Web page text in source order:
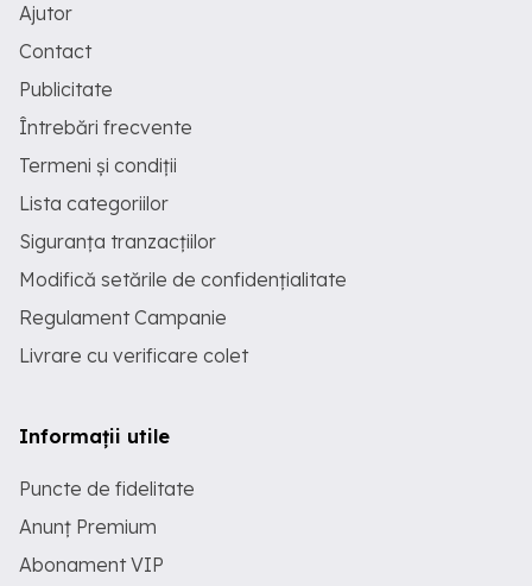
Ajutor
Contact
Publicitate
Întrebări frecvente
Termeni și condiții
Lista categoriilor
Siguranța tranzacțiilor
Modifică setările de confidențialitate
Regulament Campanie
Livrare cu verificare colet
Informații utile
Puncte de fidelitate
Anunț Premium
Abonament VIP